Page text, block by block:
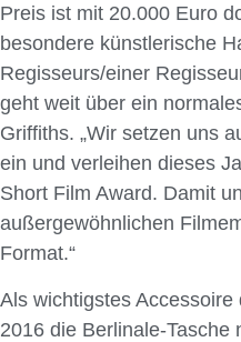
Preis ist mit 20.000 Euro
besondere künstlerische
Regisseurs/einer
geht weit über ein
Griffiths. „Wir setzen uns
ein und verleihen dieses
Short Film Award. Damit
außergewöhnlichen
Format.“
Als wichtigstes
2016 die Berlinale-Tasche